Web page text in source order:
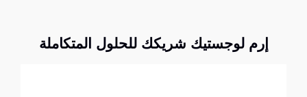
إرم لوجستيك شريكك للحلول المتكاملة